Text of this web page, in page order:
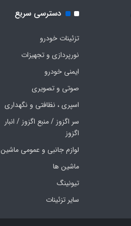
دسترسی سریع
تزئینات خودرو
نورپردازی و تجهیزات
ایمنی خودرو
صوتی و تصویری
اسپری ، نظافتی و نگهداری
سر اگزوز / منبع اگزوز / انبار
اگزوز
لوازم جانبی و عمومی ماشین
ماشین ها
تیونینگ
سایر تزئینات